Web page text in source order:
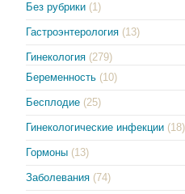
Без рубрики (1)
Гастроэнтерология (13)
Гинекология (279)
Беременность (10)
Бесплодие (25)
Гинекологические инфекции (18)
Гормоны (13)
Заболевания (74)